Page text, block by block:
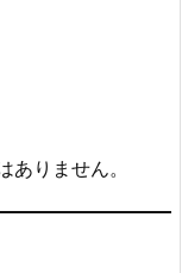
りません。